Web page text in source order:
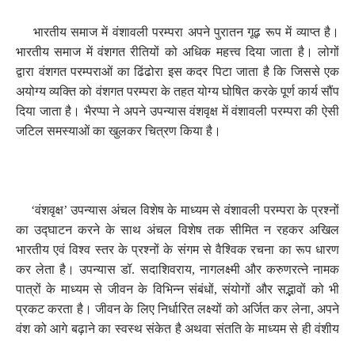
भारतीय समाज में वंशावली परम्परा अपने पुरातन गूढ़ रूप में व्याप्त है।
भारतीय समाज में वंशगत रीतियों को अधिक महत्त्व दिया जाता है। लोगों
द्वारा वंशगत परम्पराओं का ढिंढोरा इस कदर पिटा जाता है कि जिससे एक
अयोग्य व्यक्ति को वंशगत परम्परा के तहत योग्य घोषित करके पूर्ण कार्य सौंप
दिया जाता है। भैरप्पा ने अपने उपन्यास वंशवृक्ष में वंशावली परम्परा की ऐसी
जटिल समस्याओं का खुलकर चित्रण किया है।
‘वंशवृक्ष’ उपन्यास अंचल विशेष के माध्यम से वंशावली परम्परा के प्रश्नों
का उद्घाटन करने के साथ अंचल विशेष तक सीमित न रहकर अखिल
भारतीय एवं विश्व स्तर के प्रश्नों के संगम से वैश्विक रचना का रूप धारण
कर लेता है। उपन्यास डॉ. सदाशिवराय,नागलक्ष्मी और करुणरत्ने नामक
पात्रों के माध्यम से जीवन के विभिन्न संबंधों,संयोगों और सद्भावों को भी
प्रकट करता है। जीवन के लिए निर्धारित लक्ष्यों को अर्जित कर लेना,अपने
वंश को आगे बढ़ाने का स्वस्थ संकेत है अथवा संतति के माध्यम से ही वंशीय